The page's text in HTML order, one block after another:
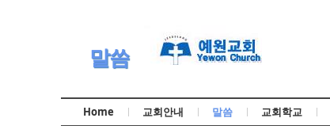
말씀
Home 교회안내 말씀 교회학교
Sketchbook5, 스케치북5
Sketchbook5, 스케치북5